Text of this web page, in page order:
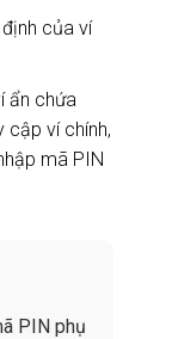
của ví
ẩn chứa
cập ví chính,
mã PIN
PIN phụ